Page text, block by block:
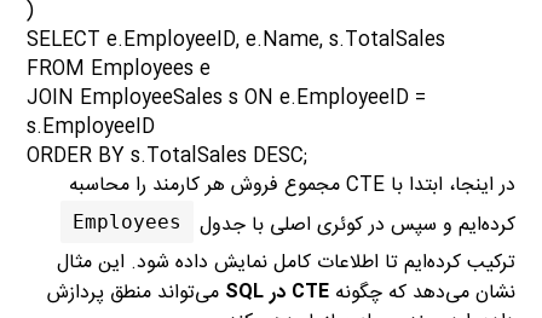
)
SELECT e.EmployeeID, e.Name, s.TotalSales
FROM Employees e
JOIN EmployeeSales s ON e.EmployeeID =
s.EmployeeID
ORDER BY s.TotalSales DESC;
در اینجا، ابتدا با CTE مجموع فروش هر کارمند را محاسبه
کرده‌ایم و سپس در کوئری اصلی با جدول
Employees
ترکیب کرده‌ایم تا اطلاعات کامل نمایش داده شود. این مثال
نشان می‌دهد که چگونهCTE در SQL
می‌تواند منطق پردازش